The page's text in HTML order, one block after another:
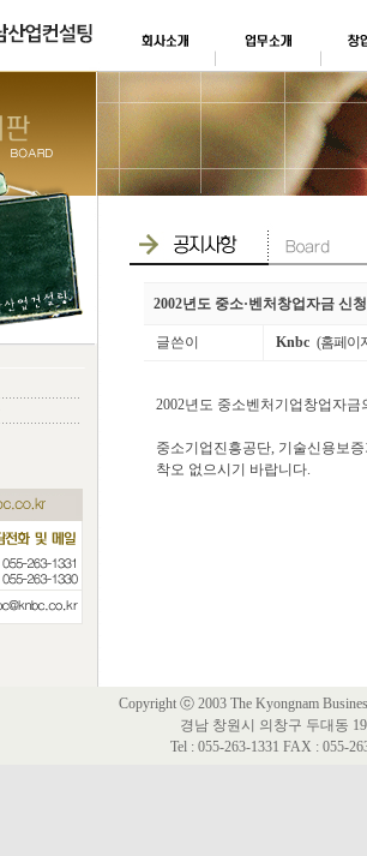
2002년도 중소·벤처창업자금 신
글쓴이 Knbc (홈페이
2002년도 중소벤처기업창업자
중소기업진흥공단, 기술신용보
착오 없으시기 바랍니다.
Copyright ⓒ 2003 The Kyongnam
경남 창원시 의창구 두대동
Tel : 055-263-1331 FAX : 055-